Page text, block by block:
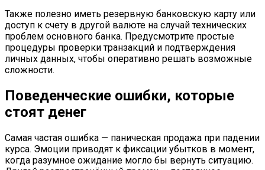
Также полезно иметь резервную банковскую карту или
доступ к счету в другой валюте на случай технических
проблем основного банка. Предусмотрите простые
процедуры проверки транзакций и подтверждения
личных данных, чтобы оперативно решать возможные
сложности.
Поведенческие ошибки, которые
стоят денег
Самая частая ошибка — паническая продажа при падении
курса. Эмоции приводят к фиксации убытков в момент,
когда разумное ожидание могло бы вернуть ситуацию.